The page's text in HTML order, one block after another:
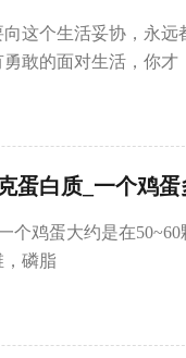
这个生活妥协，永
敢的面对生活，你才
蛋白质_一个鸡
个鸡蛋大约是在
磷脂